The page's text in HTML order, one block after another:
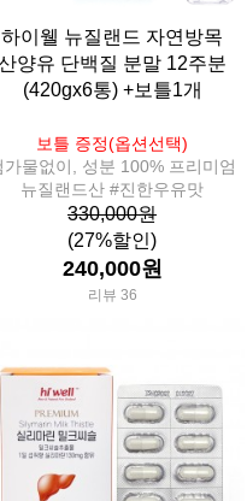
하이웰 뉴질랜드 자연방목
양유 단백질 분말 12주분
(420gx6통) +보틀1개
보틀 증정(옵션선택)
가물없이, 성분 100% 프리미엄
뉴질랜드산 #진한우유맛
330,000원
(27%할인)
240,000원
리뷰 36